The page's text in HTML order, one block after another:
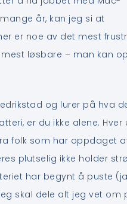
år, kan jeg si at
er noe av det mest
løsbare – man kan
og lurer på hva
er du ikke alene. Hver
folk som har oppdaget
plutselig ikke holder
har begynt å puste
skal dele alt jeg vet om